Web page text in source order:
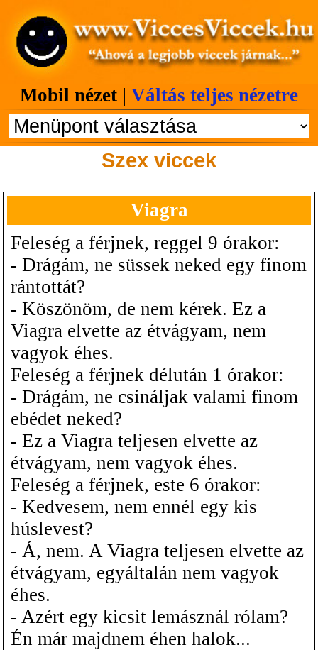
Mobil nézet | Váltás teljes nézetre
Szex viccek
Viagra
Feleség a férjnek, reggel 9 órakor:
- Drágám, ne süssek neked egy finom
rántottát?
- Köszönöm, de nem kérek. Ez a
Viagra elvette az étvágyam, nem
vagyok éhes.
Feleség a férjnek délután 1 órakor:
- Drágám, ne csináljak valami finom
ebédet neked?
- Ez a Viagra teljesen elvette az
étvágyam, nem vagyok éhes.
Feleség a férjnek, este 6 órakor:
- Kedvesem, nem ennél egy kis
húslevest?
- Á, nem. A Viagra teljesen elvette az
étvágyam, egyáltalán nem vagyok
éhes.
- Azért egy kicsit lemásznál rólam?
Én már majdnem éhen halok...